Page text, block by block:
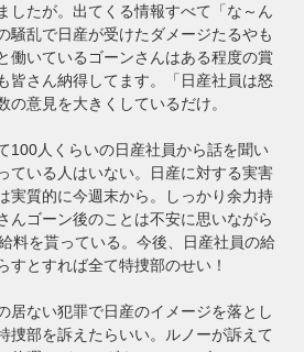
したが。出てくる情報すべて「な～ん
騒乱で日産が受けたダメージたるやも
いているゴーンさんはある程度の賞
皆さん納得してます。「日産社員は怒
の意見を大きくしているだけ。
100人くらいの日産社員から話を聞い
ている人はいない。日産に対する実害
実質的に今週末から。しっかり余力持
んゴーン後のことは不安に思いながら
料を貰っている。今後、日産社員の給
すとすれば全て特捜部のせい！
居ない犯罪で日産のイメージを落とし
捜部を訴えたらいい。ルノーが訴えて